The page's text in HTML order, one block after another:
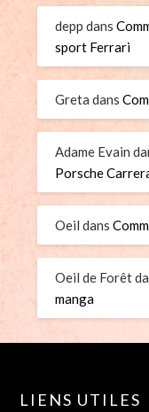
depp dans
sport Ferrari
Greta dans
Adame Evain
Porsche
Oeil dans
Oeil de Forêt
manga
LIENS UTILES